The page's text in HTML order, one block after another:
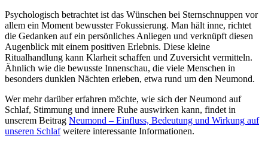
Psychologisch betrachtet ist das Wünschen bei Sternschnuppen vor
allem ein Moment bewusster Fokussierung. Man hält inne, richtet
die Gedanken auf ein persönliches Anliegen und verknüpft diesen
Augenblick mit einem positiven Erlebnis. Diese kleine
Ritualhandlung kann Klarheit schaffen und Zuversicht vermitteln.
Ähnlich wie die bewusste Innenschau, die viele Menschen in
besonders dunklen Nächten erleben, etwa rund um den Neumond.
Wer mehr darüber erfahren möchte, wie sich der Neumond auf
Schlaf, Stimmung und innere Ruhe auswirken kann, findet in
unserem Beitrag Neumond – Einfluss, Bedeutung und Wirkung auf
unseren Schlafweitere interessante Informationen.